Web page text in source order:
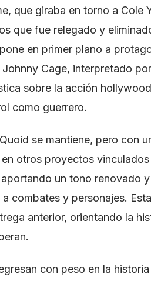
que giraba en torno a Cole
que fue relegado y
en primer plano a
Cage, interpretado
sobre la acción
como guerrero.
se mantiene, pero con
otros proyectos
un tono renovado
combates y personajes.
anterior, orientando la
con peso en la